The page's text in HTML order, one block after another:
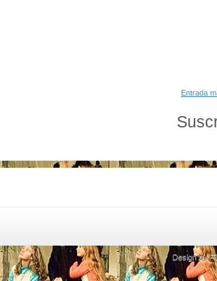
Entrada
Design by